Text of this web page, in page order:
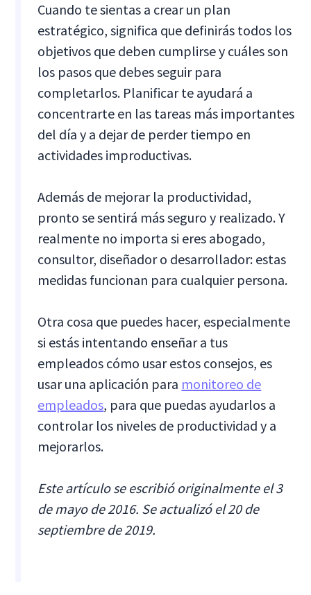
Cuando te sientas a crear un plan
estratégico, significa que definirás todos los
objetivos que deben cumplirse y cuáles son
los pasos que debes seguir para
completarlos. Planificar te ayudará a
concentrarte en las tareas más importantes
del día y a dejar de perder tiempo en
actividades improductivas.
Además de mejorar la productividad,
pronto se sentirá más seguro y realizado. Y
realmente no importa si eres abogado,
consultor, diseñador o desarrollador: estas
medidas funcionan para cualquier persona.
Otra cosa que puedes hacer, especialmente
si estás intentando enseñar a tus
empleados cómo usar estos consejos, es
usar una aplicación para monitoreo de
empleados, para que puedas ayudarlos a
controlar los niveles de productividad y a
mejorarlos.
Este artículo se escribió originalmente el 3
de mayo de 2016. Se actualizó el 20 de
septiembre de 2019.